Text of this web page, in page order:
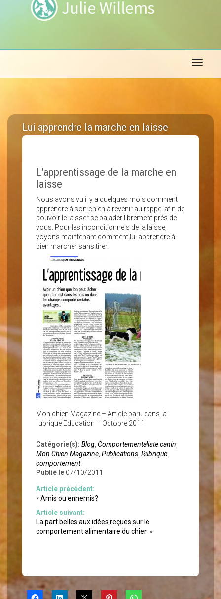
Toggle
Lui apprendre la marche en laisse
L’apprentissage de la marche en
laisse
Nous avons vu il y a quelques mois comment
apprendre à son chien à revenir au rappel afin de
pouvoir le laisser se balader librement près de
vous. Pour les inconditionnels de la laisse,
voyons maintenant comment lui apprendre à
bien marcher sans tirer.
Mon chien Magazine – Article paru dans la
rubrique Education – Octobre 2011
Catégorie(s): Blog Comportementaliste canin
Mon Chien Magazine Publications Rubrique
comportement
Publié le 07/10/2011
Article précédent:
«Amis ou ennemis?
Article suivant:
La part belles aux idées reçues sur le
comportement alimentaire du chien »